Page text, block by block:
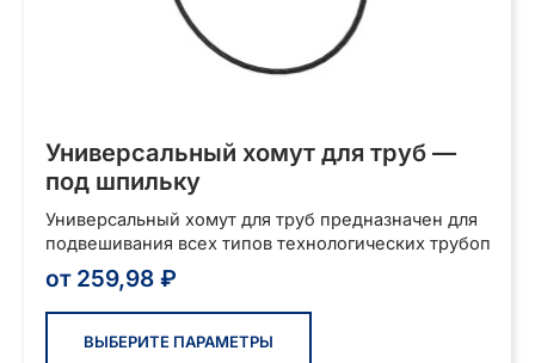
Универсальный хомут для труб —
под шпильку
Универсальный хомут для труб предназначен для
подвешивания всех типов технологических трубоп
от 259,98 ₽
ВЫБЕРИТЕ ПАРАМЕТРЫ
Этот